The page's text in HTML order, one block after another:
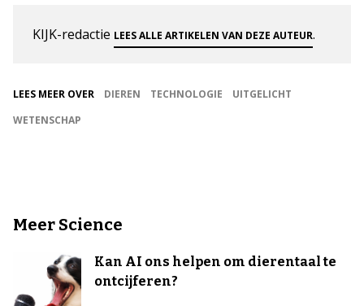
KIJK-redactie LEES ALLE ARTIKELEN VAN DEZE AUTEUR.
LEES MEER OVER DIEREN TECHNOLOGIE
UITGELICHT
WETENSCHAP
Meer Science
Kan AI ons helpen om dierentaal te
ontcijferen?